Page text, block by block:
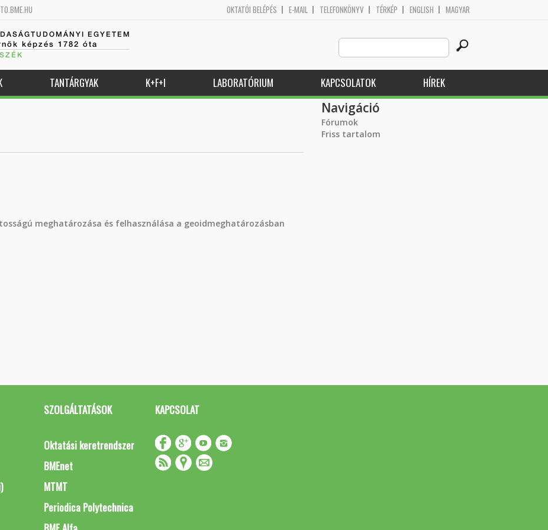
OKTATÓI BELÉPÉS E-MAIL TELEFONKÖNYV TÉRKÉP ENGLISH MAGYAR
EGYETEM
képzés 1782 óta
Search
this
site
TANTÁRGYAK K+F+I LABORATÓRIUM KAPCSOLATOK HÍREK
meghatározása és felhasználása a geoidmeghatározásban
Navigáció
Fórumok
Friss tartalom
SZOLGÁLTATÁSOK
Oktatási keretrendszer
BMEnet
MTMT
Periodica Polytechnica
KAPCSOLAT